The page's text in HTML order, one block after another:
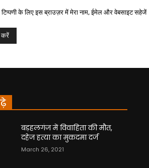
टिप्पणी के लिए इस ब्राउज़र में मेरा नाम, ईमेल और वेबसाइट सहेजें
बड़हलगंज में विवाहिता की मौत,
दहेज हत्या का मुकदमा दर्ज
March 26, 2021